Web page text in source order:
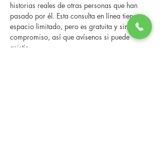
historias reales de otras personas que han
pasado por él. Esta consulta en línea tiene un
espacio limitado, pero es gratuita y sin
compromiso, así que avísenos si puede
asistir.